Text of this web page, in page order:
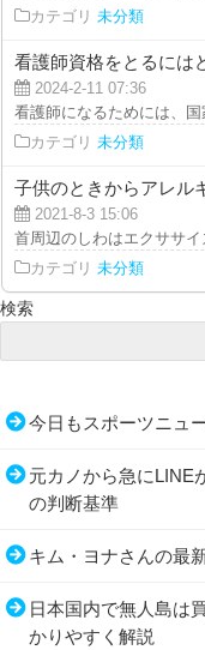
カテゴリ 未分類
看護師資格をとるには
2024-2-11 07:36
看護師になるためには、
カテゴリ 未分類
子供のときからアレル
2021-8-3 15:06
首周辺のしわはエクササ
カテゴリ 未分類
検索
今日もスポーツニュ
元カノから急にLINE
の判断基準
キム・ヨナさんの最
日本国内で無人島は
かりやすく解説